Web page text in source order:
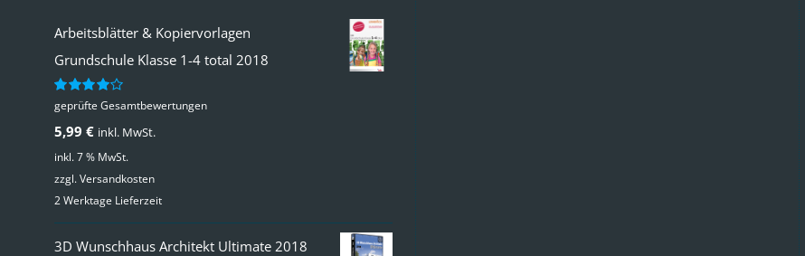
Arbeitsblätter & Kopiervorlagen
Grundschule Klasse 1-4 total 2018
Bewertet
von 5
geprüfte Gesamtbewertungen
5,99 € inkl. MwSt.
inkl. 7 % MwSt.
zzgl.Versandkosten
2 Werktage Lieferzeit
3D Wunschhaus Architekt Ultimate 2018